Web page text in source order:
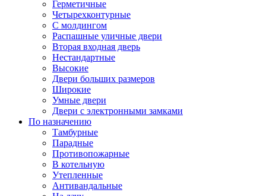
Герметичные
Четырехконтурные
С молдингом
Распашные уличные двери
Вторая входная дверь
Нестандартные
Высокие
Двери больших размеров
Широкие
Умные двери
Двери с электронными замками
По назначению
Тамбурные
Парадные
Противопожарные
В котельную
Утепленные
Антивандальные